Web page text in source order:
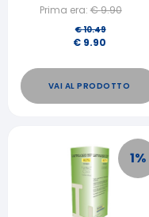
Prima era: €9.90
€10.49
€ 9.90
VAI AL PRODOTTO
1%